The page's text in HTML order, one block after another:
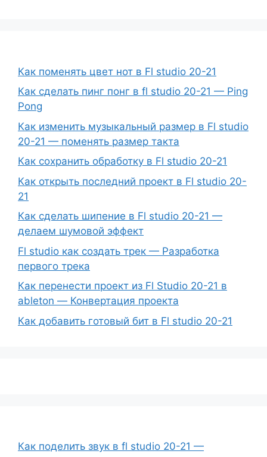
Как поменять цвет нот в Fl studio 20-21
Как сделать пинг понг в fl studio 20-21 — Ping
Pong
Как изменить музыкальный размер в Fl studio
20-21 — поменять размер такта
Как сохранить обработку в Fl studio 20-21
Как открыть последний проект в Fl studio 20-
21
Как сделать шипение в Fl studio 20-21 —
делаем шумовой эффект
Fl studio как создать трек — Разработка
первого трека
Как перенести проект из Fl Studio 20-21 в
ableton — Конвертация проекта
Как добавить готовый бит в Fl studio 20-21
Как поделить звук в fl studio 20-21 —